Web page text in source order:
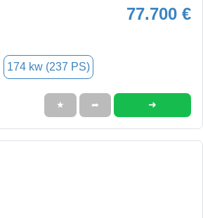
77.700 €
174 kw (237 PS)
★ ➦ ➜